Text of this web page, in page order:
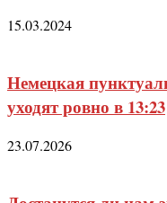
15.03.2024
Немецкая
уходят ровно в 13:23
23.07.2026